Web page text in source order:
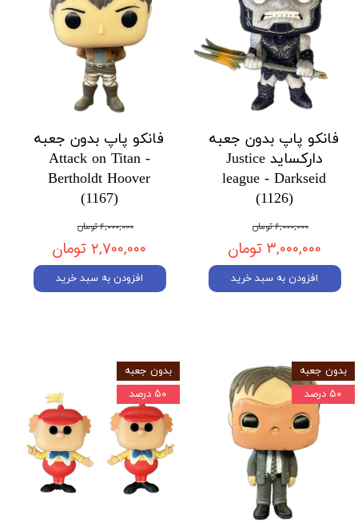
فانکو پاپ بدون جعبه
دارکساید Justice
league - Darkseid
(1126)
۶,۰۰۰,۰۰۰ تومان
۳,۰۰۰,۰۰۰ تومان
افزودن به سبد خرید
فانکو پاپ بدون جعبه
Attack on Titan -
Bertholdt Hoover
(1167)
۶,۰۰۰,۰۰۰ تومان
۲,۷۰۰,۰۰۰ تومان
افزودن به سبد خرید
بدون جعبه
۵۰ درصد
​​​​​​​بدون جعبه
۵۰ درصد